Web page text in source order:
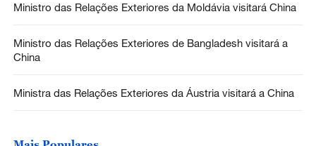
Ministro das Relações Exteriores da Moldávia visitará China
Ministro das Relações Exteriores de Bangladesh visitará a
China
Ministra das Relações Exteriores da Áustria visitará a China